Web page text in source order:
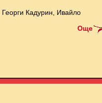
Кадурин, Ивайло
Още